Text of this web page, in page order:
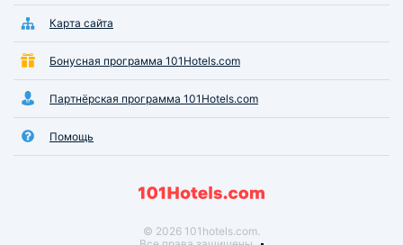
Карта сайта
Бонусная программа 101Hotels.com
Партнёрская программа 101Hotels.com
Помощь
© 2026 101hotels.com.